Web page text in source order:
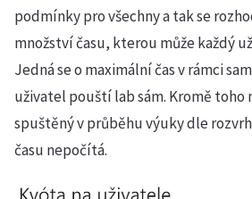
podmínky pro všechny a tak se
množství času, kterou může každý
Jedná se o maximální čas v rámci
uživatel pouští lab sám. Kromě toho
spuštěný v průběhu výuky dle
času nepočítá.